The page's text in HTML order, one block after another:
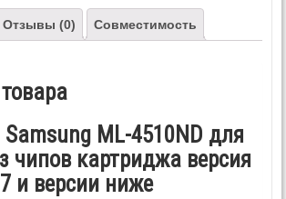
Отзывы (0) Совместимость
ML-4510ND для
чипов картриджа версия
и версии ниже